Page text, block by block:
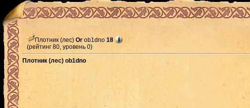
Плотник (лес) Or ob1dno 18
(рейтинг 80, уровень 0)
Плотник (лес) ob1dno